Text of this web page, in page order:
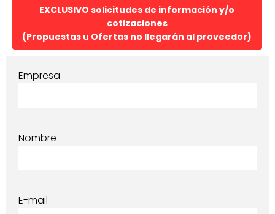
EXCLUSIVO solicitudes de información y/o
cotizaciones
(Propuestas u Ofertas no llegarán al proveedor)
Empresa
Nombre
E-mail